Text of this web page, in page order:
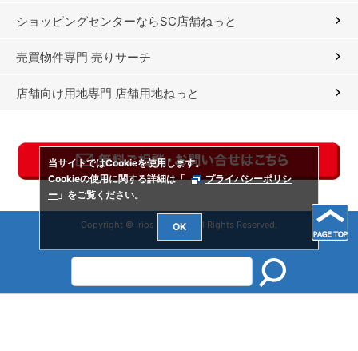
ショッピングセンターならSC店舗ねっと
売買物件専門 売りサーチ
店舗向け用地専門 店舗用地ねっと
Copyright © Irios Co., Ltd. All Rights Reserved.
当サイトではCookieを使用します。
Cookieの使用に関する詳細は「
プライバシーポリシ
ー 」をご覧ください。
OK